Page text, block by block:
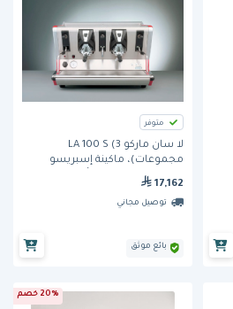
متوفر
لا سان ماركو LA 100 S (3
مجموعات)، ماكينة إسبريسو
تجارية تقليدية، شبه أوتوماتيكية،
مم، وغلاية بسعة 19
17,162
توصيل مجاني
بائع موثق
20% خصم